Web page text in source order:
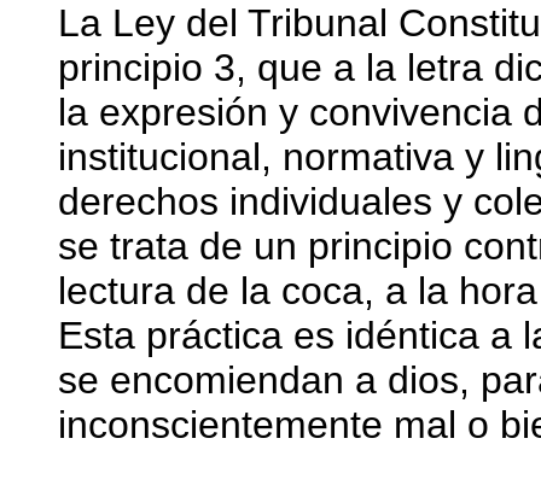
La Ley del Tribunal
principio 3, que a la letra
la expresión y convivencia
institucional, normativa y
derechos individuales y
se trata de un principio
lectura de la coca, a la
Esta práctica es idéntica a
se encomiendan a dios,
inconscientemente mal o